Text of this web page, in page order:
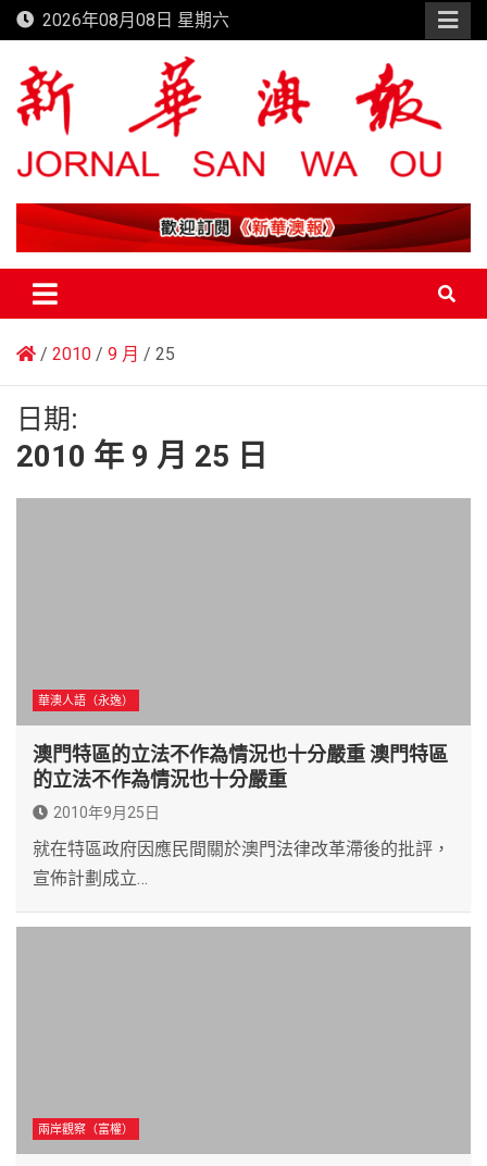
Skip
to
content
2026年08月08日 星期六
新華澳報
2010 9 月 25
日期:
2010 年 9 月 25 日
華澳人語（永逸）
澳門特區的立法不作為情況也十分嚴重 澳門特區
的立法不作為情況也十分嚴重
2010年9月25日
就在特區政府因應民間關於澳門法律改革滯後的批評，
宣佈計劃成立…
兩岸觀察（富權）